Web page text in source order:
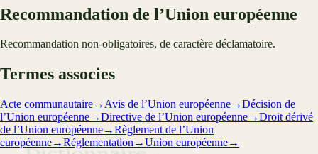
Recommandation de l’Union européenne
Recommandation non-obligatoires, de caractère déclamatoire.
Termes associes
Acte communautaire→ Avis de l’Union européenne→Décision de
l’Union européenne→Directive de l’Union européenne→Droit dérivé
de l’Union européenne→Règlement de l’Union
européenne→Réglementation →Union européenne→